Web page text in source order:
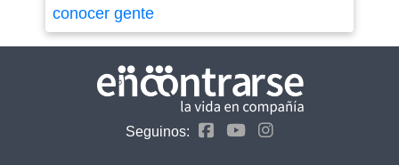
conocer gente
Seguinos: